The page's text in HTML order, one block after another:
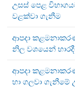
උසස් පෙළ
වළක්වා ගැනීම
ආපදා
නිල වශයෙන්
ආපදා
හා ගලවා